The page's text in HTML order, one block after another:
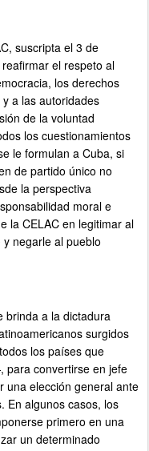
suscripta el 3 de
el respeto al
los derechos
a las autoridades
de la voluntad
los cuestionamientos
le formulan a Cuba, si
de partido único no
la perspectiva
moral e
la CELAC en legitimar al
negarle al pueblo
brinda a la dictadura
surgidos
los países que
convertirse en jefe
una elección general ante
En algunos casos, los
primero en una
un determinado